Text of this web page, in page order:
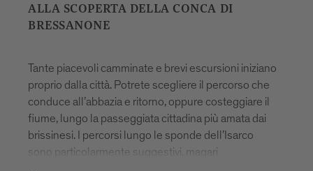
ALLA SCOPERTA DELLA CONCA DI
BRESSANONE
Tante piacevoli camminate e brevi escursioni iniziano
proprio dalla città. Potrete scegliere il percorso che
conduce all’abbazia e ritorno, oppure costeggiare il
fiume, lungo la passeggiata cittadina più amata dai
brissinesi. I percorsi lungo le sponde dell’Isarco
sono particolarmente suggestivi, magari